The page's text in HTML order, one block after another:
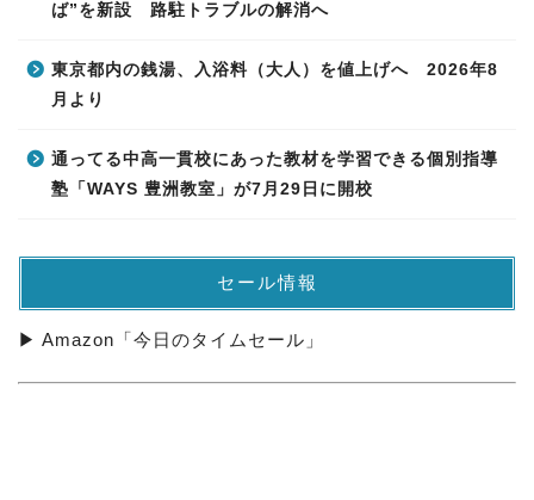
ば”を新設 路駐トラブルの解消へ
東京都内の銭湯、入浴料（大人）を値上げへ 2026年8
月より
通ってる中高一貫校にあった教材を学習できる個別指導
塾「WAYS 豊洲教室」が7月29日に開校
セール情報
▶ Amazon「今日のタイムセール」